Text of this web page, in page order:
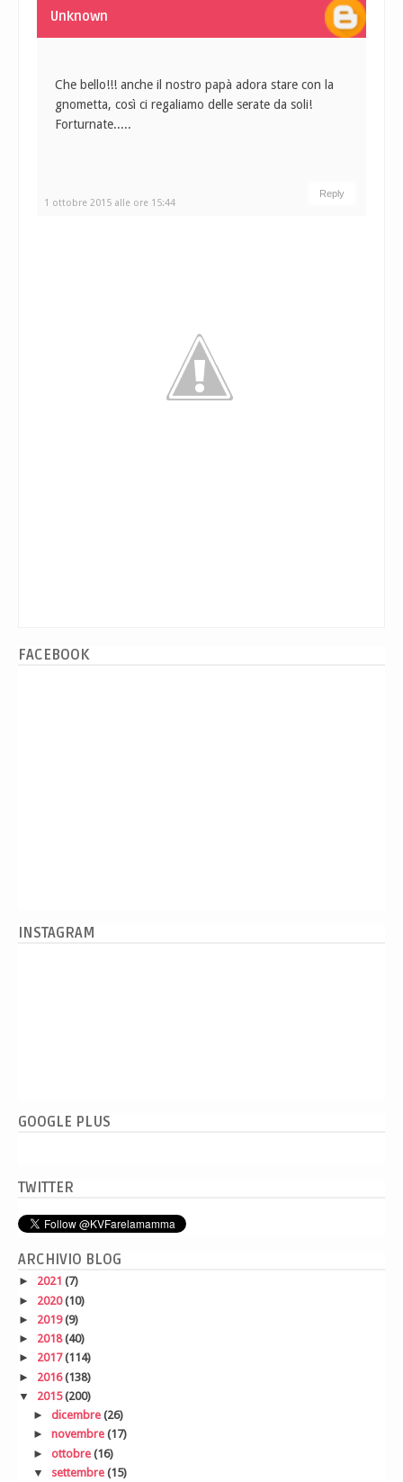
Unknown
1 ottobre 2015 alle ore 15:44
Che bello!!! anche il nostro papà adora stare con la
gnometta, così ci regaliamo delle serate da soli!
Forturnate.....
Reply
FACEBOOK
INSTAGRAM
GOOGLE PLUS
TWITTER
ARCHIVIO BLOG
► 2021 (7)
► 2020(10)
► 2019(9)
► 2018(40)
► 2017(114)
► 2016(138)
▼ 2015(200)
► dicembre (26)
► novembre (17)
► ottobre (16)
▼ settembre (15)